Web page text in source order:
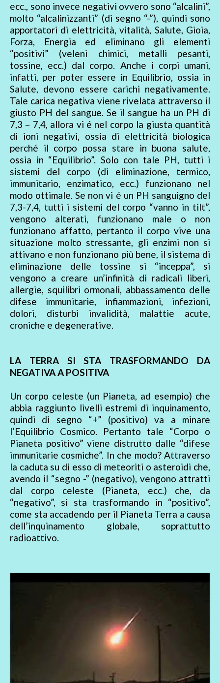
ecc., sono invece negativi ovvero sono “alcalini”,
molto “alcalinizzanti” (di segno “-”), quindi sono
apportatori di elettricità, vitalità, Salute, Gioia,
Forza, Energia ed eliminano gli elementi
“positivi” (veleni chimici, metalli pesanti,
tossine, ecc.) dal corpo. Anche i corpi umani,
infatti, per poter essere in Equilibrio, ossia in
Salute, devono essere carichi negativamente.
Tale carica negativa viene rivelata attraverso il
giusto PH del sangue. Se il sangue ha un PH di
7,3 – 7,4, allora vi é nel corpo la giusta quantità
di ioni negativi, ossia di elettricità biologica
perché il corpo possa stare in buona salute,
ossia in “Equilibrio”. Solo con tale PH, tutti i
sistemi del corpo (di eliminazione, termico,
immunitario, enzimatico, ecc.) funzionano nel
modo ottimale. Se non vi é un PH sanguigno del
7,3-7,4, tutti i sistemi del corpo “vanno in tilt”,
vengono alterati, funzionano male o non
funzionano affatto, pertanto il corpo vive una
situazione molto stressante, gli enzimi non si
attivano e non funzionano più bene, il sistema di
eliminazione delle tossine si “inceppa”, si
vengono a creare un’infinità di radicali liberi,
allergie, squilibri ormonali, abbassamento delle
difese immunitarie, infiammazioni, infezioni,
dolori, disturbi invalidità, malattie acute,
croniche e degenerative.
LA TERRA SI STA TRASFORMANDO DA
NEGATIVA A POSITIVA
Un corpo celeste (un Pianeta, ad esempio) che
abbia raggiunto livelli estremi di inquinamento,
quindi di segno “+” (positivo) va a minare
l’Equilibrio Cosmico. Pertanto tale “Corpo o
Pianeta positivo” viene distrutto dalle “difese
immunitarie cosmiche”. In che modo? Attraverso
la caduta su di esso di meteoriti o asteroidi che,
avendo il “segno -” (negativo), vengono attratti
dal corpo celeste (Pianeta, ecc.) che, da
“negativo”, si sta trasformando in “positivo”,
come sta accadendo per il Pianeta Terra a causa
dell’inquinamento globale, soprattutto
radioattivo.